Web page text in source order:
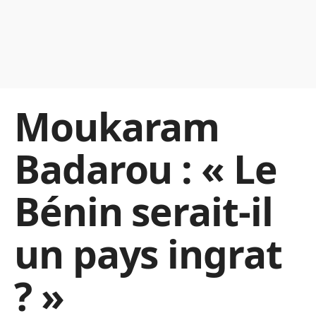
Moukaram
Badarou : « Le
Bénin serait-il
un pays ingrat
? »